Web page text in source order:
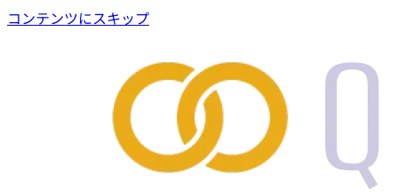
コンテンツにスキップ